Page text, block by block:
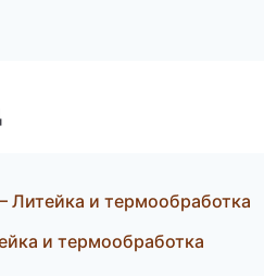
и термообработка
и термообработка